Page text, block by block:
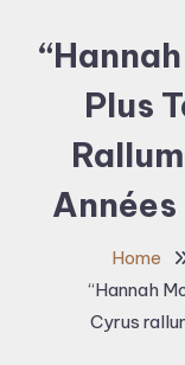
Plus
Home
“Hannah
Cyrus